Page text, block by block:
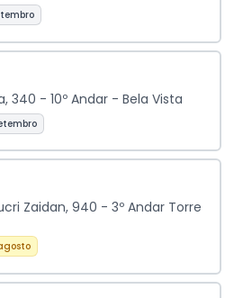
340 - 10º Andar - Bela Vista
Zaidan, 940 - 3º Andar Torre